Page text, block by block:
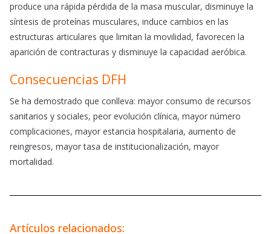
produce una rápida pérdida de la masa muscular, disminuye la
síntesis de proteínas musculares, induce cambios en las
estructuras articulares que limitan la movilidad, favorecen la
aparición de contracturas y disminuye la capacidad aeróbica.
Consecuencias DFH
Se ha demostrado que conlleva: mayor consumo de recursos
sanitarios y sociales, peor evolución clínica, mayor número
complicaciones, mayor estancia hospitalaria, aumento de
reingresos, mayor tasa de institucionalización, mayor
mortalidad.
Artículos relacionados: